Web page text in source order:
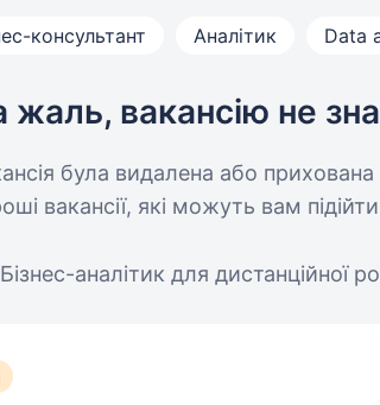
консультант Аналітик Data
жаль, вакансію не
була видалена або
вакансії, які можуть вам
Бізнес-аналітик для дистанційної